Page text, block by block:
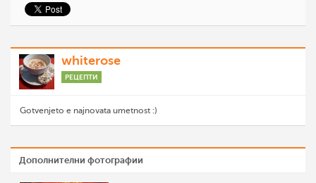
whiterose
РЕЦЕПТИ
Gotvenjeto e najnovata umetnost :)
Дополнителни фотографии